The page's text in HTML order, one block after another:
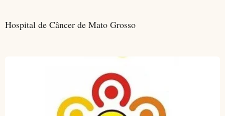
Hospital de Câncer de Mato Grosso